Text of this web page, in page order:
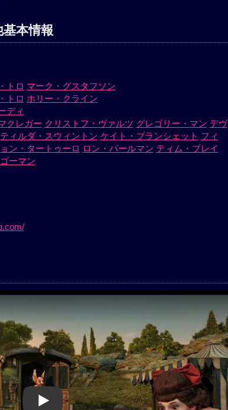
本情報
トロ マーク・グスタフソン
トロ ホリー・クライン
ディ
クレガー クリストフ・ヴァルツ グレゴリー・マン デヴ
ティルダ・スウィントン ケイト・ブランシェット フィ
ン・タートゥーロ ロン・パールマン ティム・ブレイ
ーマン
Play